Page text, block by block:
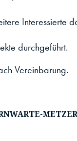
Interessierte
durchgeführt.
Vereinbarung.